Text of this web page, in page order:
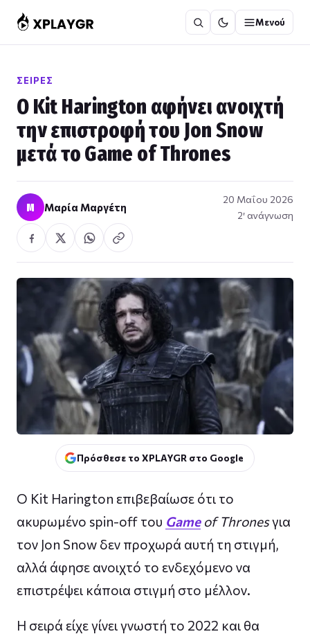
στο
περιεχόμενο
Μενού
ΣΕΙΡΈΣ
Ο Kit Harington αφήνει ανοιχτή
την επιστροφή του Jon Snow
μετά το Game of Thrones
Μ Μαρία Μαργέτη
20 Μαΐου 2026
2′ ανάγνωση
Πρόσθεσε το XPLAYGR στο Google
Ο Kit Harington επιβεβαίωσε ότι το
ακυρωμένο spin-off του Gameof Thronesγια
τον Jon Snow δεν προχωρά αυτή τη στιγμή,
αλλά άφησε ανοιχτό το ενδεχόμενο να
επιστρέψει κάποια στιγμή στο μέλλον.
Η σειρά είχε γίνει γνωστή το 2022 και θα